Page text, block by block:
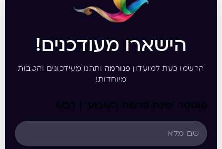
הישארו מעודכנים!
הרשמו כעת למועדון פנורמה ותהנו מעידכונים והטבות
מיוחדות!
פוסטר ‘פינת פרשת השבוע’ | דבש